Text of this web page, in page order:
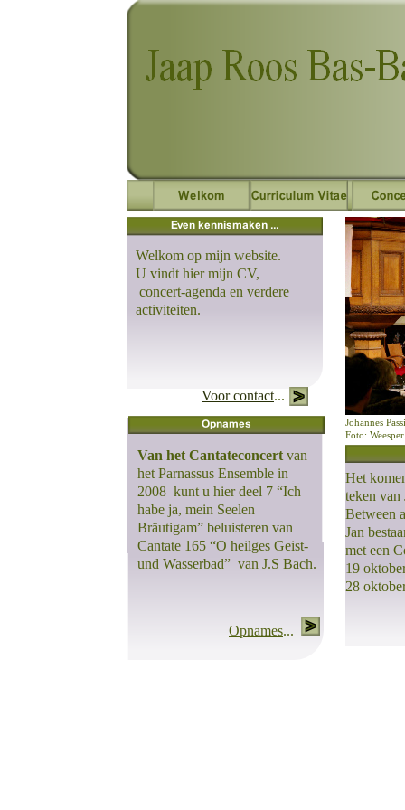
Opnames...
Van het Cantateconcert van
het Parnassus Ensemble in
2008 kunt u hier deel 7 “Ich
habe ja, mein Seelen
Bräutigam” beluisteren van
Cantate 165 “O heilges Geist-
und Wasserbad” van J.S Bach.
Het
teken
Between
Jan
met een
19
28
Johannes
Foto:
Voor contact...
Welkom op mijn website.
U vindt hier mijn CV,
concert-agenda en verdere
activiteiten.